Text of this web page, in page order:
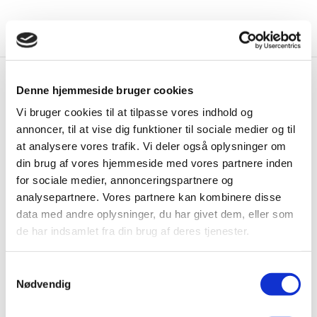
Denne hjemmeside bruger cookies
Vi bruger cookies til at tilpasse vores indhold og
annoncer, til at vise dig funktioner til sociale medier og til
at analysere vores trafik. Vi deler også oplysninger om
din brug af vores hjemmeside med vores partnere inden
for sociale medier, annonceringspartnere og
analysepartnere. Vores partnere kan kombinere disse
data med andre oplysninger, du har givet dem, eller som
de har indsamlet fra din brug af deres tjenester.
Nødvendig
Fitness
Træning der foregår i motionslokalet kalder vi
fitnesstræning.
Alle personer over 15 år er velkommen til
fitnesstræning og kan vælge mellem forskellige
abonnements, som alle gælder fri træning mellem kl.
05:00 – 23:00, alle ugens dage. 12-14-årige er også
velkomne til at træne i følgeskab med en forælder,